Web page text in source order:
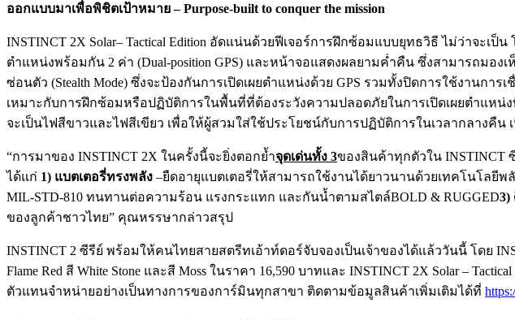
ออกแบบมาเพื่อพิชิตเป้าหมาย– Purpose-built to conquer the mission
INSTINCT 2X Solar– Tactical Edition อัดแน่นด้วยฟีเจอร์การฝึกซ้อมแบบยุทธวิธี ไม่ว่าจะเป็
ตำแหน่งพร้อมกัน 2 ค่า (Dual-position GPS) และหน้าจอแสดงผลยามค่ำคืน ซึ่งสามารถมองเ
ซ่อนตัว (Stealth Mode) ซึ่งจะป้องกันการเปิดเผยตำแหน่งด้วย GPS รวมทั้งปิดการใช้งาน
เหมาะกับการฝึกซ้อมหรือปฏิบัติการในพื้นที่ที่ต้องระวังความปลอดภัยในการเปิดเผยตำแหน่งที่
จะเป็นไฟสีขาวและไฟสีเขียว เพื่อให้ผู้สวมใส่ใช้ประโยชน์กับการปฏิบัติการในเวลากลางคื
“การมาของ INSTINCT 2X ในครั้งนี้จะยิ่งตอกย้ำจุดเด่นทั้ง 3ของสินค้าทุกตัวใน INSTINCT ซี
ได้แก่ 1) แบตเตอรี่ทรงพลัง –ยืดอายุแบตเตอรี่ให้สามารถใช้งานได้ยาวนานด้วยเทคโนโลยีพ
MIL-STD-810 ทนทานต่อความร้อน แรงกระแทก และกันน้ำตามสไตล์BOLD & RUGGED3)
ของลูกค้าชาวไทย” คุณหรรษากล่าวสรุป
INSTINCT 2 ซีรีย์ พร้อมให้คนไทยสายสตรีทเอ้าท์ดอร์จับจองเป็นเจ้าของได้แล้ววันนี้ โดย
Flame Red สี White Stone และสี Moss ในราคา 16,590 บาทและ INSTINCT 2X Solar –
ตัวแทนจำหน่ายอย่างเป็นทางการของการ์มินทุกสาขา ติดตามข้อมูลสินค้าเพิ่มเติมได้ที่